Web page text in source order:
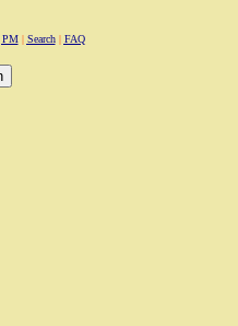
PM| Search| FAQ